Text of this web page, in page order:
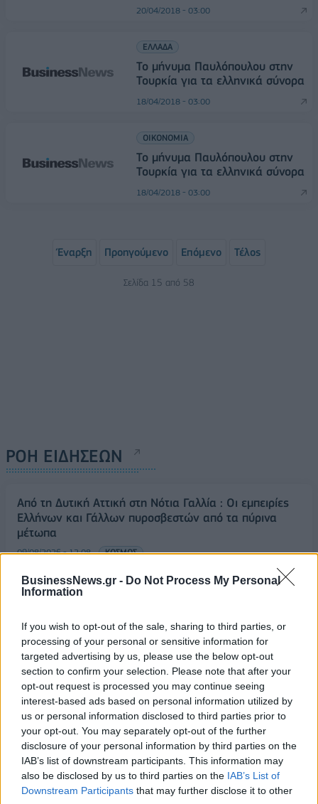
BusinessNews.gr - Do Not Process My Personal
Information
If you wish to opt-out of the sale, sharing to third parties, or
processing of your personal or sensitive information for
targeted advertising by us, please use the below opt-out
section to confirm your selection. Please note that after your
opt-out request is processed you may continue seeing
interest-based ads based on personal information utilized by
us or personal information disclosed to third parties prior to
your opt-out. You may separately opt-out of the further
disclosure of your personal information by third parties on the
IAB’s list of downstream participants. This information may
also be disclosed by us to third parties on the IAB’s List of
Downstream Participants that may further disclose it to other
20/04/2018 - 03:00
ΕΛΛΑΔΑ
Το μήνυμα Παυλόπουλου στην
Τουρκία για τα ελληνικά σύνορα
18/04/2018 - 03:00
ΟΙΚΟΝΟΜΙΑ
Το μήνυμα Παυλόπουλου στην
Τουρκία για τα ελληνικά σύνορα
18/04/2018 - 03:00
Έναρξη Προηγούμενο Επόμενο Τέλος
Σελίδα 15 από 58
ΡΟΗ ΕΙΔΗΣΕΩΝ
Από τη Δυτική Αττική στη Νότια Γαλλία : Οι εμπειρίες
Ελλήνων και Γάλλων πυροσβεστών από τα πύρινα
μέτωπα
09/08/2026 - 12:08 ΚΟΣΜΟΣ
Δεύτερη πηγή εισοδήματος για τους επαγγελματίες
ψαράδες ο αλιευτικός τουρισμός
Τ. Θεοδωρικάκος: Η ενίσχυση της βιομηχανίας
διασφαλίζει την ανάπτυξη, την ασφάλεια και
καλύτερους μισθούς
09/08/2026 - 11:43 ΠΟΛΙΤΙΚΗ
Υπ. Μεταφορών: Οριστική λύση στο ζήτημα των
πινακίδων κυκλοφορίας - Τέλος στις χρονοβόρες
διαδικασίες
09/08/2026 - 11:18 ΕΛΛΑΔΑ
Στα 15 δισ. ευρώ ο στόχος για νέα δάνεια το 2026